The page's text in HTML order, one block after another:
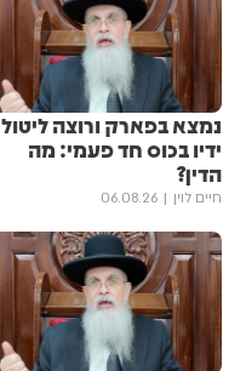
נמצא בפארק ורוצה ליטול
ידיו בכוס חד פעמי: מה
הדין?
חיים לוין 06.08.26